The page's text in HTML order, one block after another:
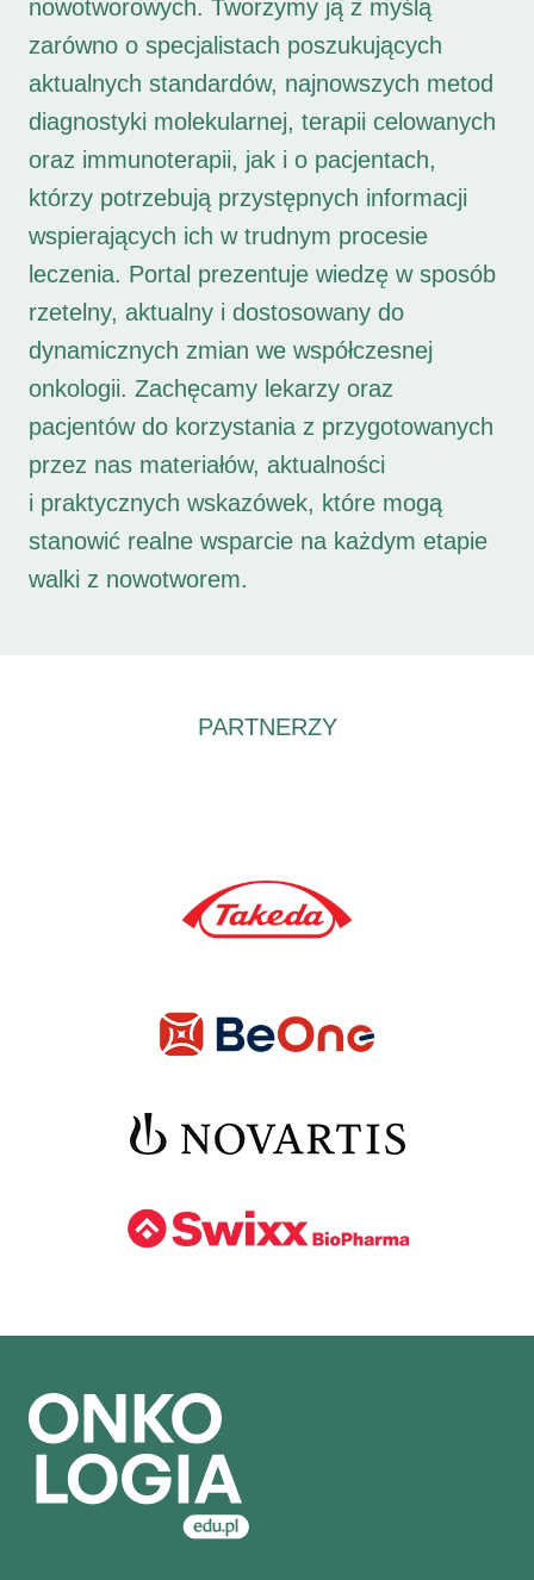
nowotworowych. Tworzymy ją z myślą
zarówno o specjalistach poszukujących
aktualnych standardów, najnowszych metod
diagnostyki molekularnej, terapii celowanych
oraz immunoterapii, jak i o pacjentach,
którzy potrzebują przystępnych informacji
wspierających ich w trudnym procesie
leczenia. Portal prezentuje wiedzę w sposób
rzetelny, aktualny i dostosowany do
dynamicznych zmian we współczesnej
onkologii. Zachęcamy lekarzy oraz
pacjentów do korzystania z przygotowanych
przez nas materiałów, aktualności
i praktycznych wskazówek, które mogą
stanowić realne wsparcie na każdym etapie
walki z nowotworem.
PARTNERZY